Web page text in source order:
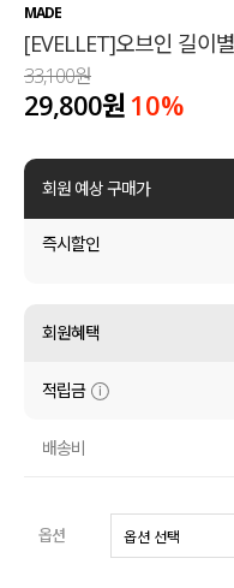
티셔츠
팬츠
셔츠
원피스
수영복
아우터
코디템
MADE
[EVELLET]오브인 길이
33,100원
29,800원 10%
회원 예상 구매가
즉시할인
회원혜택
적립금
배송비
옵션